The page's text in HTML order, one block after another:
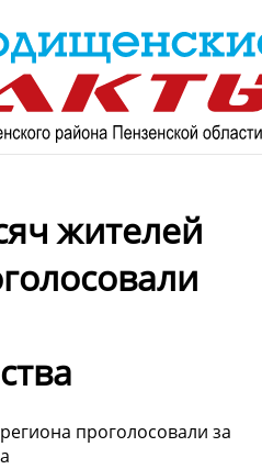
жителей
проголосовали за